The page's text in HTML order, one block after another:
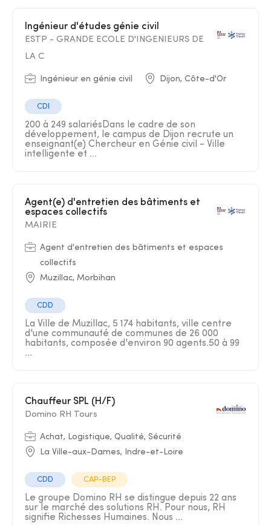
Ingénieur d'études génie civil
ESTP - GRANDE ECOLE D'INGENIEURS DE
LA C
Ingénieur en génie civil Dijon, Côte-d'Or
CDI
200 à 249 salariésDans le cadre de son
développement, le campus de Dijon recrute un
enseignant(e) Chercheur en Génie civil - Ville
intelligente et ...
Agent(e) d'entretien des bâtiments et
espaces collectifs
MAIRIE
Agent d'entretien des bâtiments et espaces
collectifs
Muzillac, Morbihan
CDD
La Ville de Muzillac, 5 174 habitants, ville centre
d'une communauté de communes de 26 000
habitants, composée d'environ 90 agents.50 à 99
...
Chauffeur SPL (H/F)
Domino RH Tours
Achat, Logistique, Qualité, Sécurité
La Ville-aux-Dames, Indre-et-Loire
CDD CAP-BEP
Le groupe Domino RH se distingue depuis 22 ans
sur le marché des solutions RH. Pour nous, RH
signifie Richesses Humaines. Nous ...